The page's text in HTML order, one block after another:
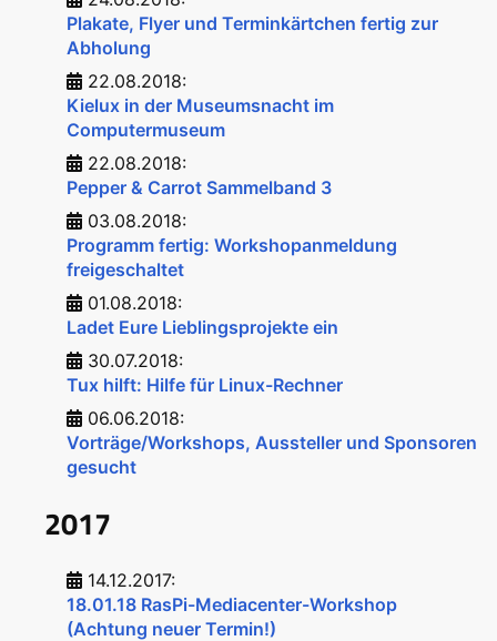
Plakate, Flyer und Terminkärtchen fertig zur
Abholung
22.08.2018:
Kielux in der Museumsnacht im
Computermuseum
22.08.2018:
Pepper & Carrot Sammelband 3
03.08.2018:
Programm fertig: Workshopanmeldung
freigeschaltet
01.08.2018:
Ladet Eure Lieblingsprojekte ein
30.07.2018:
Tux hilft: Hilfe für Linux-Rechner
06.06.2018:
Vorträge/Workshops, Aussteller und Sponsoren
gesucht
2017
14.12.2017:
18.01.18 RasPi-Mediacenter-Workshop
(Achtung neuer Termin!)